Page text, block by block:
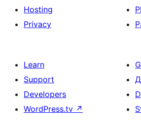
Hosting
Privacy
Learn
Support
Developers
WordPress.tv ↗